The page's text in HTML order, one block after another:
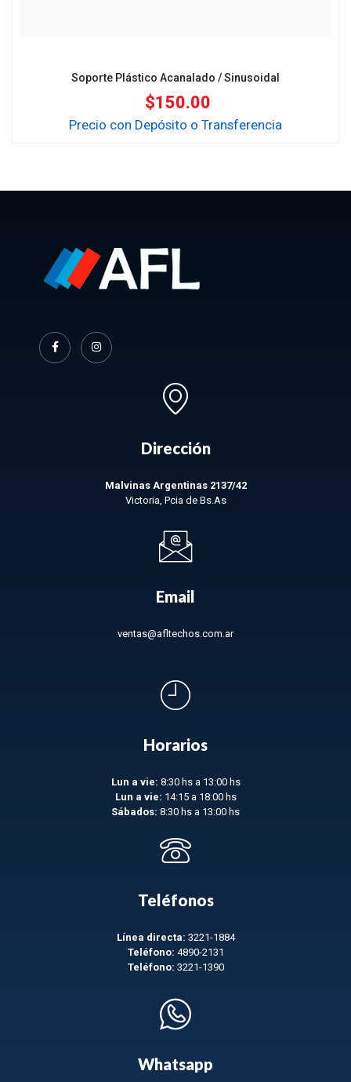
Soporte Plástico Acanalado / Sinusoidal
$150.00
Precio con Depósito o Transferencia
Dirección
Malvinas Argentinas 2137/42
Victoria, Pcia de Bs.As
Email
ventas@afltechos.com.ar
Horarios
Lun a vie: 8:30 hs a 13:00 hs
Lun a vie: 14:15 a 18:00 hs
Sábados: 8:30 hs a 13:00 hs
Teléfonos
Línea directa: 3221-1884
Teléfono: 4890-2131
Teléfono: 3221-1390
Whatsapp